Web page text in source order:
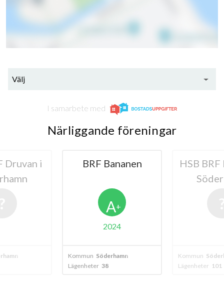
Välj
I samarbete med
Närliggande föreningar
Druvan i
BRF Bananen
A+
2024
Kommun Söderhamn
Lägenheter 38
HSB
Kommun
Lägenheter 101